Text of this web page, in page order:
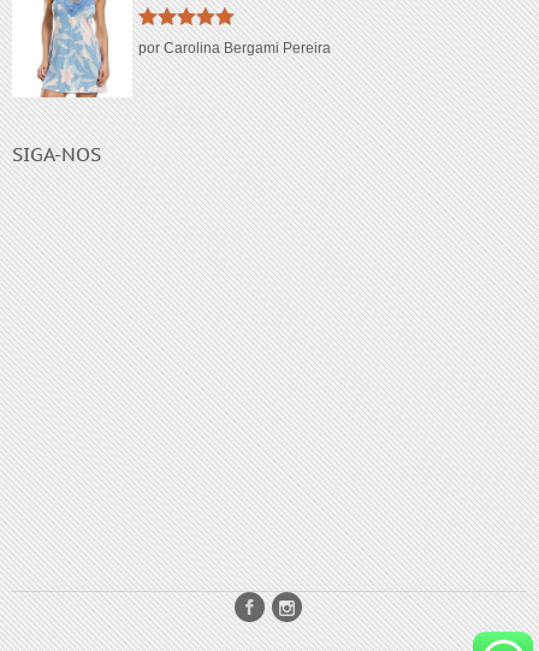
Enjoy the Tyrion gift card
Avaliação5
de 5
por Carolina Bergami Pereira
SIGA-NOS